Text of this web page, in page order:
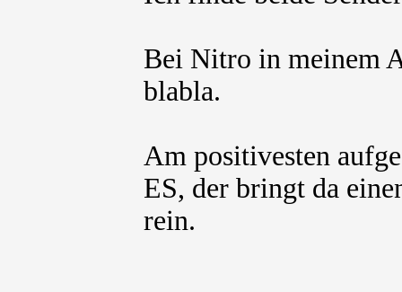
Bei Nitro in meinem
blabla.
Am positivesten
ES, der bringt da
rein.